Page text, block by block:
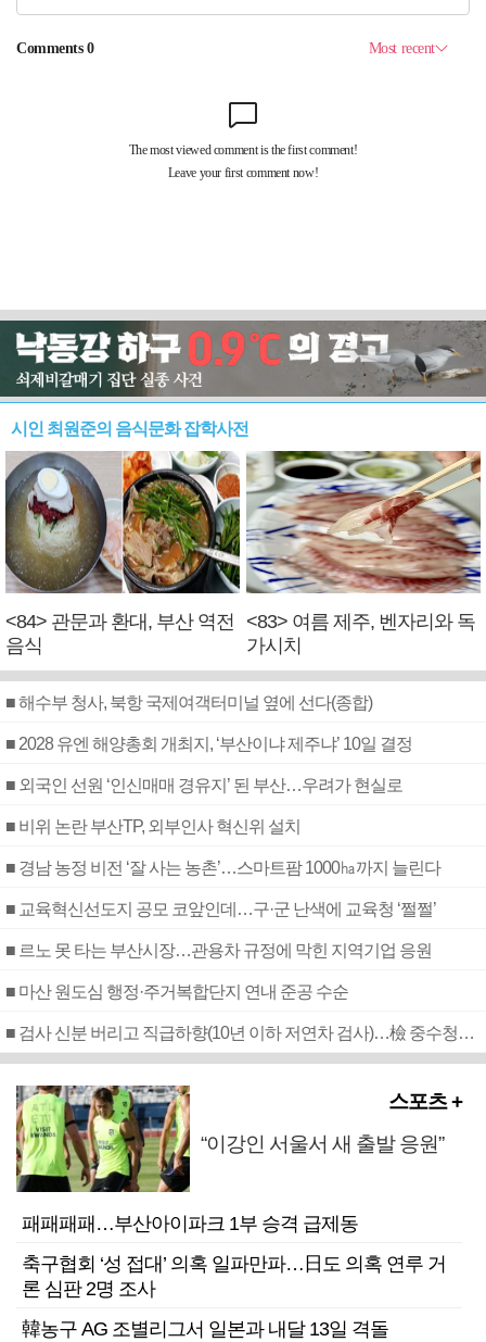
시인 최원준의 음식문화 잡학사전
<84> 관문과 환대, 부산 역전
음식
<83> 여름 제주, 벤자리와 독
가시치
■ 해수부 청사, 북항 국제여객터미널 옆에 선다(종합)
■ 2028 유엔 해양총회 개최지, ‘부산이냐 제주냐’ 10일 결정
■ 외국인 선원 ‘인신매매 경유지’ 된 부산…우려가 현실로
■ 비위 논란 부산TP, 외부인사 혁신위 설치
■ 경남 농정 비전 ‘잘 사는 농촌’…스마트팜 1000㏊까지 늘린다
■ 교육혁신선도지 공모 코앞인데…구·군 난색에 교육청 ‘쩔쩔’
■ 르노 못 타는 부산시장…관용차 규정에 막힌 지역기업 응원
■ 마산 원도심 행정·주거복합단지 연내 준공 수순
■ 검사 신분 버리고 직급하향(10년 이하 저연차 검사)…檢 중수청행 기피
스포츠 +
“이강인 서울서 새 출발 응원”
패패패패…부산아이파크 1부 승격 급제동
축구협회 ‘성 접대’ 의혹 일파만파…日도 의혹 연루 거
론 심판 2명 조사
韓농구 AG 조별리그서 일본과 내달 13일 격돌